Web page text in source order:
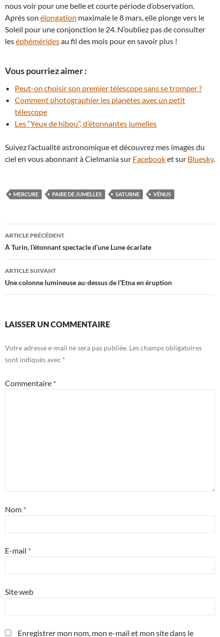
nous voir pour une belle et courte période d’observation.
Après son élongation maximale le 8 mars, elle plonge vers le
Soleil pour une conjonction le 24. N’oubliez pas de consulter
leséphéméridesau fil des mois pour en savoir plus !
Vous pourriez aimer :
Peut-on choisir son premier télescope sans se tromper ?
Comment photographier les planètes avec un petit
télescope
Les “Yeux de hibou”, d’étonnantes jumelles
Suivez l’actualité astronomique et découvrez mes images du
ciel en vous abonnant à Cielmania sur Facebooket sur Bluesky.
MERCURE PAIRE DE JUMELLES SATURNE VÉNUS
Navigation
des
articles
ARTICLE PRÉCÉDENT
À Turin, l’étonnant spectacle d’une Lune écarlate
ARTICLE SUIVANT
Une colonne lumineuse au-dessus de l’Etna en éruption
LAISSER UN COMMENTAIRE
Votre adresse e-mail ne sera pas publiée. Les champs obligatoires
sont indiqués avec *
Commentaire *
Nom *
E-mail *
Site web
Enregistrer mon nom, mon e-mail et mon site dans le